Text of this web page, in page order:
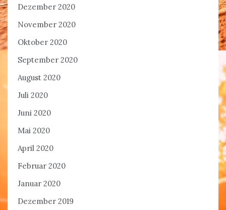
Dezember 2020
November 2020
Oktober 2020
September 2020
August 2020
Juli 2020
Juni 2020
Mai 2020
April 2020
Februar 2020
Januar 2020
Dezember 2019